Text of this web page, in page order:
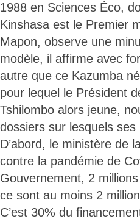
1988 en Sciences Éco,
Kinshasa est le Premier
Mapon, observe une
modèle, il affirme avec
autre que ce Kazumba
pour lequel le Président
Tshilombo alors jeune,
dossiers sur lesquels
D’abord, le ministère de
contre la pandémie de
Gouvernement, 2
ce sont au moins 2
C’est 30% du